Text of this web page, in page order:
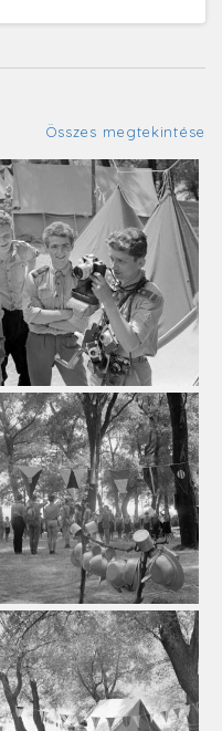
Összes megtekintése